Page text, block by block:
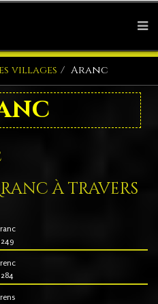
villages Aranc
à travers